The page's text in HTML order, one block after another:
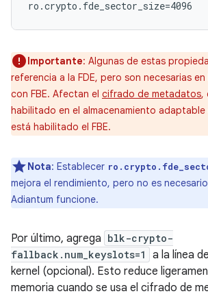
Importante: Algunas de estas
referencia a la FDE, pero son necesarias
con FBE. Afectan el cifrado de metadatos,
habilitado en el almacenamiento
está habilitado el FBE.
Nota: Establecer
mejora el rendimiento, pero no es
Adiantum funcione.
Por último, agrega blk-crypto-
fallback.num_keyslots=1
a la línea
kernel (opcional). Esto reduce
memoria cuando se usa el cifrado de